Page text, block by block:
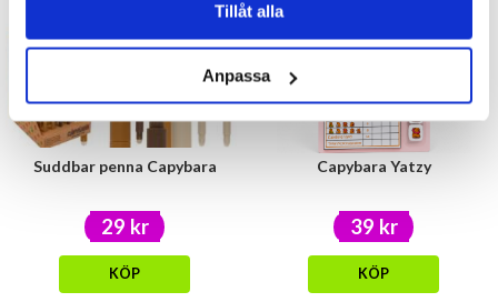
Tillåt alla
Anpassa
Suddbar penna Capybara
29 kr
KÖP
Capybara Yatzy
39 kr
KÖP